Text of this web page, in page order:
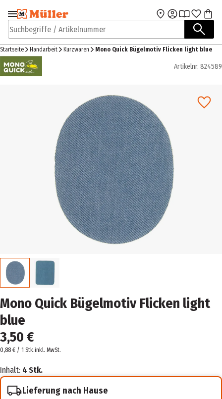
Zur Navigation
springen
Zum Hauptinhalt
Suchbegriffe / Artikelnummer
Startseite Handarbeit Kurzwaren Mono Quick Bügelmotiv Flicken light blue
Artikelnr. 824589
Mono Quick Bügelmotiv Flicken light
blue
3,50 €
0,88 € / 1 Stk.inkl. MwSt.
Inhalt: 4 Stk.
Lieferung nach Hause